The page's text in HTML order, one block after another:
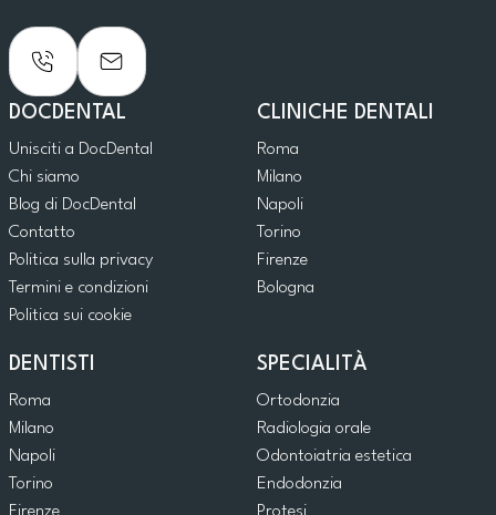
DOCDENTAL
Unisciti a DocDental
Chi siamo
Blog di DocDental
Contatto
Politica sulla privacy
Termini e condizioni
Politica sui cookie
CLINICHE DENTALI
Roma
Milano
Napoli
Torino
Firenze
Bologna
DENTISTI
Roma
Milano
Napoli
Torino
SPECIALITÀ
Ortodonzia
Radiologia orale
Odontoiatria estetica
Endodonzia